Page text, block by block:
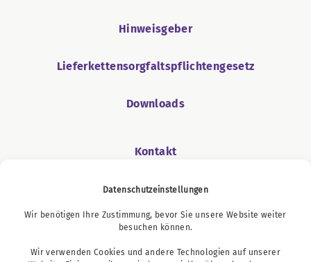
Datenschutzeinstellungen
Wir benötigen Ihre Zustimmung, bevor Sie unsere Website weiter
besuchen können.
Wir verwenden Cookies und andere Technologien auf unserer
Hinweisgeber
Lieferkettensorgfaltspflichtengesetz
Downloads
Kontakt
Podcast